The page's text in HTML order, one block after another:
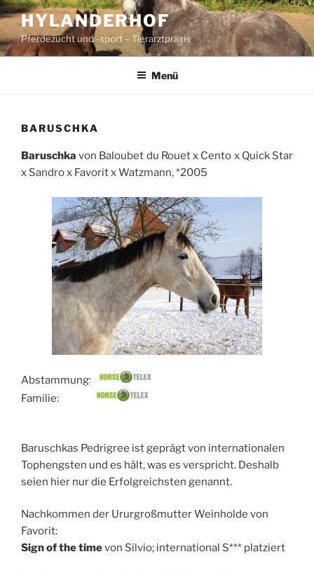
Zum
Inhalt
springen
HYLANDERHOF
Pferdezucht und -sport – Tierarztpraxis
Menü
BARUSCHKA
Baruschka von Baloubet du Rouet x Cento x Quick Star
x Sandro x Favorit x Watzmann, *2005
Abstammung:
Familie:
Baruschkas Pedrigree ist geprägt von internationalen
Tophengsten und es hält, was es verspricht. Deshalb
seien hier nur die Erfolgreichsten genannt.
Nachkommen der Ururgroßmutter Weinholde von
Favorit:
Sign of the timevon Silvio; international S*** platziert